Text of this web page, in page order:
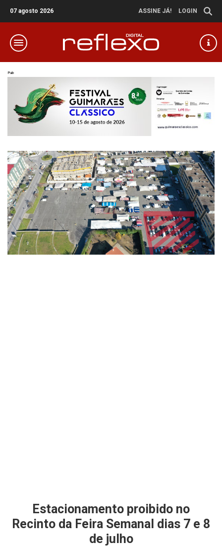
07 agosto 2026 ASSINE JÁ! LOGIN
Pub
Estacionamento proibido no
Recinto da Feira Semanal dias 7 e 8
de julho